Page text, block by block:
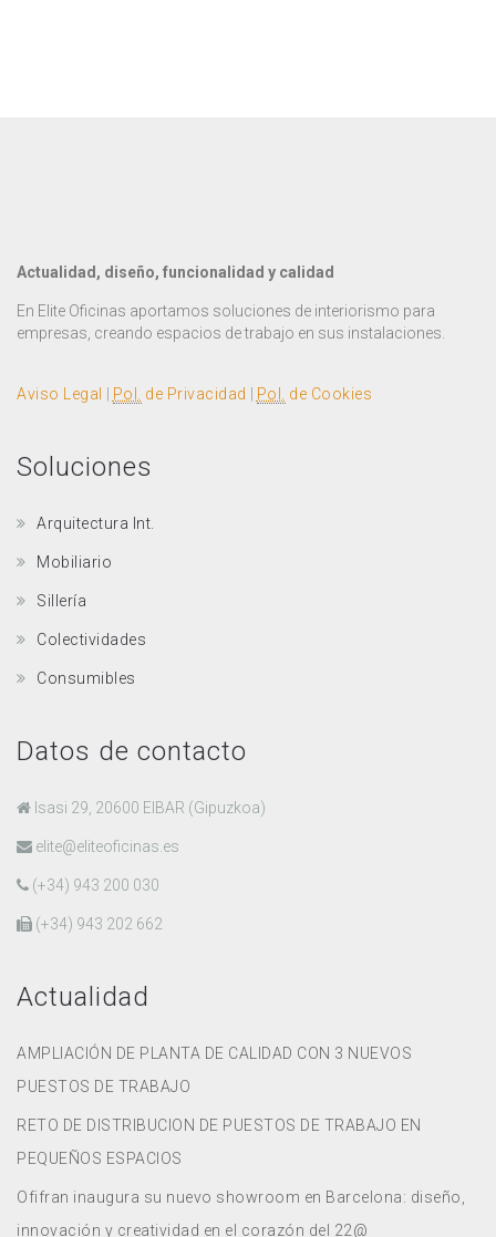
Actualidad, diseño, funcionalidad y calidad
En Elite Oficinas aportamos soluciones de interiorismo para
empresas, creando espacios de trabajo en sus instalaciones.
Aviso Legal Pol. de Privacidad Pol. de Cookies
Soluciones
Arquitectura Int.
Mobiliario
Sillería
Colectividades
Consumibles
Datos de contacto
Isasi 29, 20600 EIBAR (Gipuzkoa)
elite@eliteoficinas.es
(+34) 943 200 030
(+34) 943 202 662
Actualidad
AMPLIACIÓN DE PLANTA DE CALIDAD CON 3 NUEVOS
PUESTOS DE TRABAJO
RETO DE DISTRIBUCION DE PUESTOS DE TRABAJO EN
PEQUEÑOS ESPACIOS
Ofifran inaugura su nuevo showroom en Barcelona: diseño,
innovación y creatividad en el corazón del 22@